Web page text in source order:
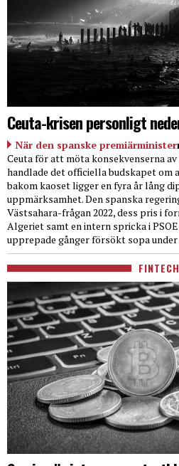
Ceuta-krisen personligt
När den spanske premiärminister
Ceuta för att möta konsekvenserna
handlade det officiella budskapet om
bakom kaoset ligger en fyra år lång
uppmärksamhet. Den spanska
Västsahara-frågan 2022, dess pris i
Algeriet samt en intern spricka i
upprepade gånger försökt sopa
FINTECH